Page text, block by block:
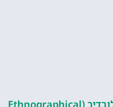
המוזיאון האתנוגרפי בפלובדיב (Ethnographical